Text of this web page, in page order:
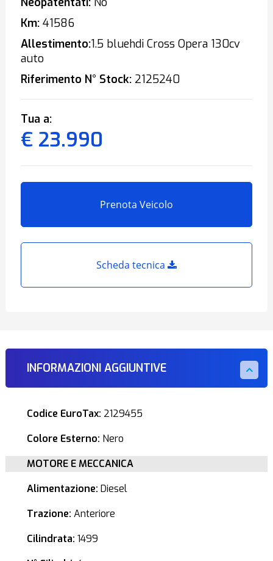
Km:41586
Allestimento:1.5 bluehdi Cross Opera 130cv
auto
Riferimento N° Stock:2125240
Tua a:
€ 23.990
Prenota Veicolo
Scheda tecnica
INFORMAZIONI AGGIUNTIVE
Codice EuroTax: 2129455
Colore Esterno: Nero
MOTORE E MECCANICA
Alimentazione: Diesel
Trazione: Anteriore
Cilindrata: 1499